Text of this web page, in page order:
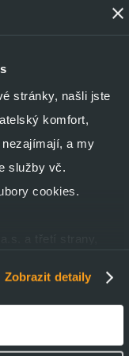
stránky, našli jste
komfort,
a my
služby vč.
cookies.
a k přístupu
a
reklamy,
Zobrazit detaily
- přispějeme
volna
den
co